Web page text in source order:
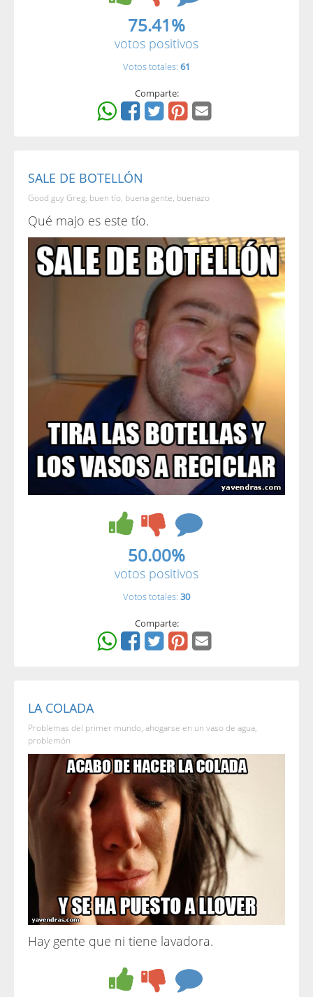
75.41%
votos positivos
Votos totales: 61
Comparte:
SALE DE BOTELLÓN
Good guy Greg, buen tío, buena gente, buenazo
Qué majo es este tío.
50.00%
votos positivos
Votos totales: 30
Comparte:
LA COLADA
Problemas del primer mundo, ahogarse en un vaso de agua,
problemón
Hay gente que ni tiene lavadora.